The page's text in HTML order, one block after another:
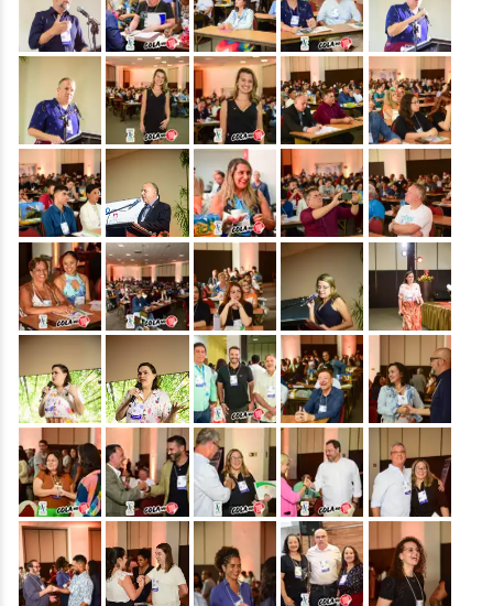
&nbsp; &nbsp; &nbsp; &nbsp; &nbsp;
&nbsp; &nbsp; &nbsp; &nbsp; &nbsp;
&nbsp; &nbsp; &nbsp; &nbsp; &nbsp;
&nbsp; &nbsp; &nbsp; &nbsp;
&nbsp; &nbsp; &nbsp; &nbsp; &nbsp;
&nbsp; &nbsp; &nbsp; &nbsp; &nbsp;